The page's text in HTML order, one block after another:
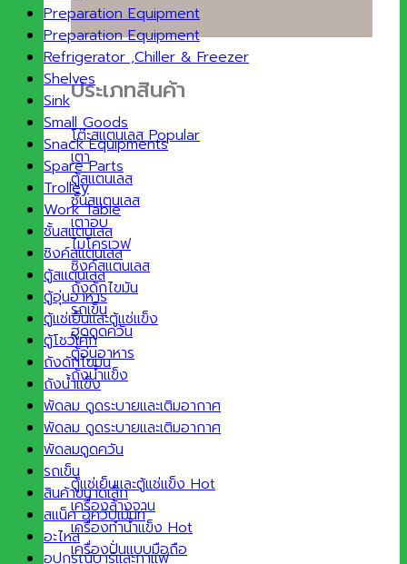
ประเภทสินค้า
โต๊ะสแตนเลส
เตา
ตู้สแตนเลส
ชั้นสแตนเลส
เตาอบ
ไมโครเวฟ
ซิงค์สแตนเลส
ถังดักไขมัน
รถเข็น
ฮูดดูดควัน
ตู้อุ่นอาหาร
ถังน้ำแข็ง
ตู้แช่เย็นและตู้แช่แข็ง
เครื่องล้างจาน
เครื่องทำน้ำแข็ง
เครื่องปั่นแบบมือถือ
Preparation Equipment
Preparation Equipment
Refrigerator ,Chiller & Freezer
Shelves
Sink
Small Goods
Snack Equipments
Spare Parts
Trolley
Work Table
ชั้นสแตนเลส
ซิงค์สแตนเลส
ตู้สแตนเลส
ตู้อุ่นอาหาร
ตู้แช่เย็นและตู้แช่แข็ง
ตู้โชว์เค้ก
ถังดักไขมัน
ถังน้ำแข็ง
พัดลม ดูดระบายและเติมอากาศ
พัดลม ดูดระบายและเติมอากาศ
พัดลมดูดควัน
รถเข็น
สินค้าขนาดเล็ก
สแน็ค อีควิปเม้นท์
อะไหล่
อุปกรณ์บาร์และกาแฟ